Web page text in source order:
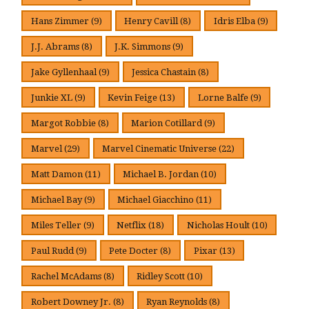
Hans Zimmer (9) Henry Cavill (8) Idris Elba (9)
J.J. Abrams (8) J.K. Simmons (9)
Jake Gyllenhaal (9) Jessica Chastain (8)
Junkie XL (9) Kevin Feige (13) Lorne Balfe(9)
Margot Robbie (8) Marion Cotillard (9)
Marvel (29) Marvel Cinematic Universe (22)
Matt Damon (11) Michael B. Jordan (10)
Michael Bay(9) Michael Giacchino (11)
Miles Teller (9) Netflix (18) Nicholas Hoult(10)
Paul Rudd (9) Pete Docter (8) Pixar(13)
Rachel McAdams (8) Ridley Scott (10)
Robert Downey Jr. (8) Ryan Reynolds (8)